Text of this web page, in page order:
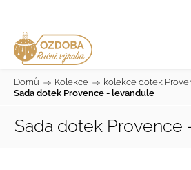
Domů / Kolekce / kolekce dotek
Sada dotek Provence - levandule
Sada dotek Provence